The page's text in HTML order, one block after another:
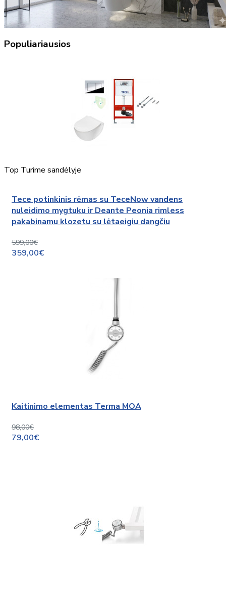
Populiariausios
Top Turime sandėlyje
Tece potinkinis rėmas su TeceNow vandens
nuleidimo mygtuku ir Deante Peonia rimless
pakabinamu klozetu su lėtaeigiu dangčiu
599,00€
359,00€
Kaitinimo elementas Terma MOA
98,00€
79,00€